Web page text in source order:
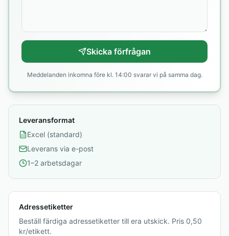
Skicka förfrågan
Meddelanden inkomna före kl. 14:00 svarar vi på samma dag.
Leveransformat
Excel (standard)
Leverans via e-post
1–2 arbetsdagar
Adressetiketter
Beställ färdiga adressetiketter till era utskick. Pris 0,50
kr/etikett.